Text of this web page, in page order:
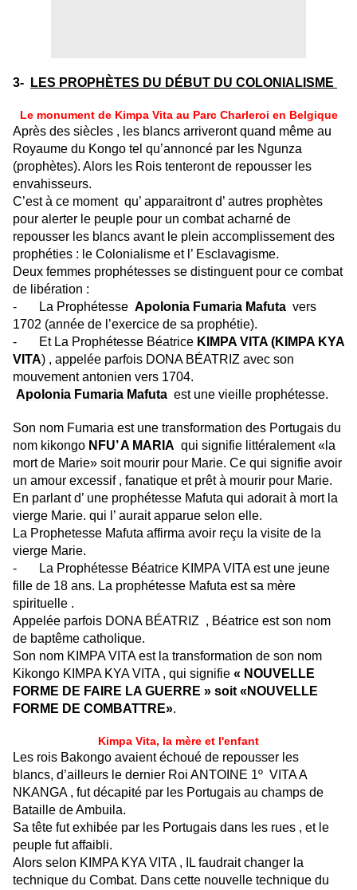
3- LES PROPHÈTES DU DÉBUT DU COLONIALISME
Le monument de Kimpa Vita au Parc Charleroi en Belgique
Après des siècles , les blancs arriveront quand même au
Royaume du Kongo tel qu’annoncé par les Ngunza
(prophètes). Alors les Rois tenteront de repousser les
envahisseurs.
C’est à ce moment qu’ apparaitront d’ autres prophètes
pour alerter le peuple pour un combat acharné de
repousser les blancs avant le plein accomplissement des
prophéties : le Colonialisme et l’ Esclavagisme.
Deux femmes prophétesses se distinguent pour ce combat
de libération :
-
La Prophétesse Apolonia Fumaria Mafuta vers
1702 (année de l’exercice de sa prophétie).
- Et La Prophétesse Béatrice KIMPA VITA (KIMPA KYA
VITA) , appelée parfois DONA BÉATRIZ avec son
mouvement antonien vers 1704.
Apolonia Fumaria Mafuta est une vieille prophétesse.
Son nom Fumaria est une transformation des Portugais du
nom kikongo NFU’ A MARIA qui signifie littéralement «la
mort de Marie» soit mourir pour Marie. Ce qui signifie avoir
un amour excessif , fanatique et prêt à mourir pour Marie.
En parlant d’ une prophétesse Mafuta qui adorait à mort la
vierge Marie. qui l’ aurait apparue selon elle.
La Prophetesse Mafuta affirma avoir reçu la visite de la
vierge Marie.
-
La Prophétesse Béatrice KIMPA VITA est une jeune
fille de 18 ans. La prophétesse Mafuta est sa mère
spirituelle .
Appelée parfois DONA BÉATRIZ , Béatrice est son nom
de baptême catholique.
Son nom KIMPA VITA est la transformation de son nom
Kikongo KIMPA KYA VITA , qui signifie « NOUVELLE
FORME DE FAIRE LA GUERRE » soit «NOUVELLE
FORME DE COMBATTRE».
Kimpa Vita, la mère et l'enfant
Les rois Bakongo avaient échoué de repousser les
blancs, d’ailleurs le dernier Roi ANTOINE 1º VITA A
NKANGA , fut décapité par les Portugais au champs de
Bataille de Ambuila.
Sa tête fut exhibée par les Portugais dans les rues , et le
peuple fut affaibli.
Alors selon KIMPA KYA VITA , IL faudrait changer la
technique du Combat. Dans cette nouvelle technique du